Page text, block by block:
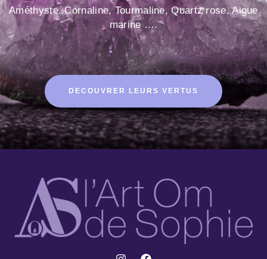
Améthyste, Cornaline, Tourmaline, Quartz rose, Aigue
marine ….
DECOUVRER LEURS VERTUS